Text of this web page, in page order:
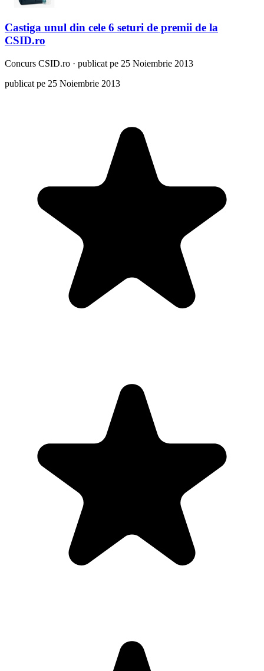
Castiga unul din cele 6 seturi de premii de la
CSID.ro
Concurs CSID.ro · publicat pe 25 Noiembrie 2013
publicat pe 25 Noiembrie 2013